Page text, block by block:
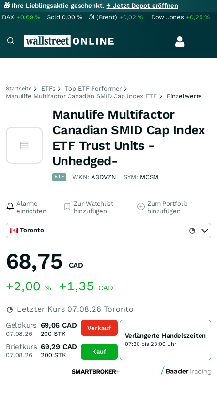
🎁 Ihre Lieblingsaktie geschenkt.→ Jetzt Depot eröffnen
DAX +0,69% Gold 0,00 % Öl (Brent) +0,02% Dow Jones +0,25%
Startseite ETFs
Top ETF Performer
Manulife Multifactor Canadian SMID Cap Index ETF
Einzelwerte
Manulife Multifactor
Canadian SMID Cap Index
ETF Trust Units -
Unhedged-
ETF WKN:A3DVZN SYM: MCSM
Alarme
einrichten
Zur Watchlist
hinzufügen
Zum Portfolio
hinzufügen
Toronto
68,75 CAD
+2,00 % +1,35 CAD
Letzter Kurs 07.08.26 Toronto
Geldkurs
07.08.26
69,06 CAD
200 STK
Briefkurs
07.08.26
69,29 CAD
200STK
Verkauf
Kauf
Verlängerte Handelszeiten
07:30 bis 23:00 Uhr